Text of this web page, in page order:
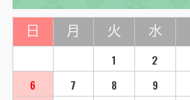
日 月 火 水
1 2
6
7 8 9